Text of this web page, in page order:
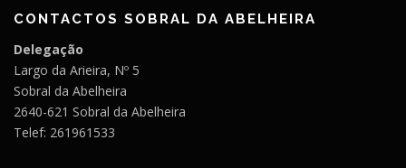
CONTACTOS SOBRAL DA ABELHEIRA
Delegação
Largo da Arieira, Nº 5
Sobral da Abelheira
2640-621 Sobral da Abelheira
Telef: 261961533